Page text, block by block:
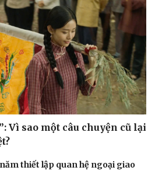
Vì sao một câu chuyện cũ lại
thiết lập quan hệ ngoại giao